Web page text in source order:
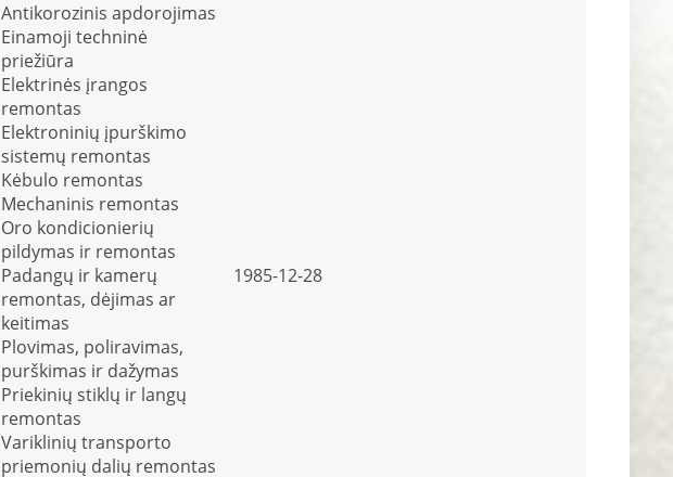
Antikorozinis apdorojimas
Einamoji techninė
priežiūra
Elektrinės įrangos
remontas
Elektroninių įpurškimo
sistemų remontas
Kėbulo remontas
Mechaninis remontas
Oro kondicionierių
pildymas ir remontas
Padangų ir kamerų
remontas, dėjimas ar
keitimas
Plovimas, poliravimas,
purškimas ir dažymas
Priekinių stiklų ir langų
remontas
Variklinių transporto
priemonių dalių remontas
1985-12-28